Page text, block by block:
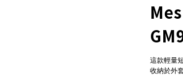
這款輕量
收納於外